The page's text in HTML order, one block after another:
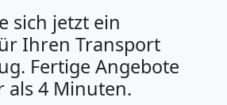
sich jetzt ein
Ihren Transport
Fertige Angebote
als 4 Minuten.